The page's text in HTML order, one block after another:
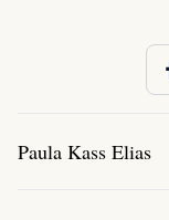
Paula Kass Elias